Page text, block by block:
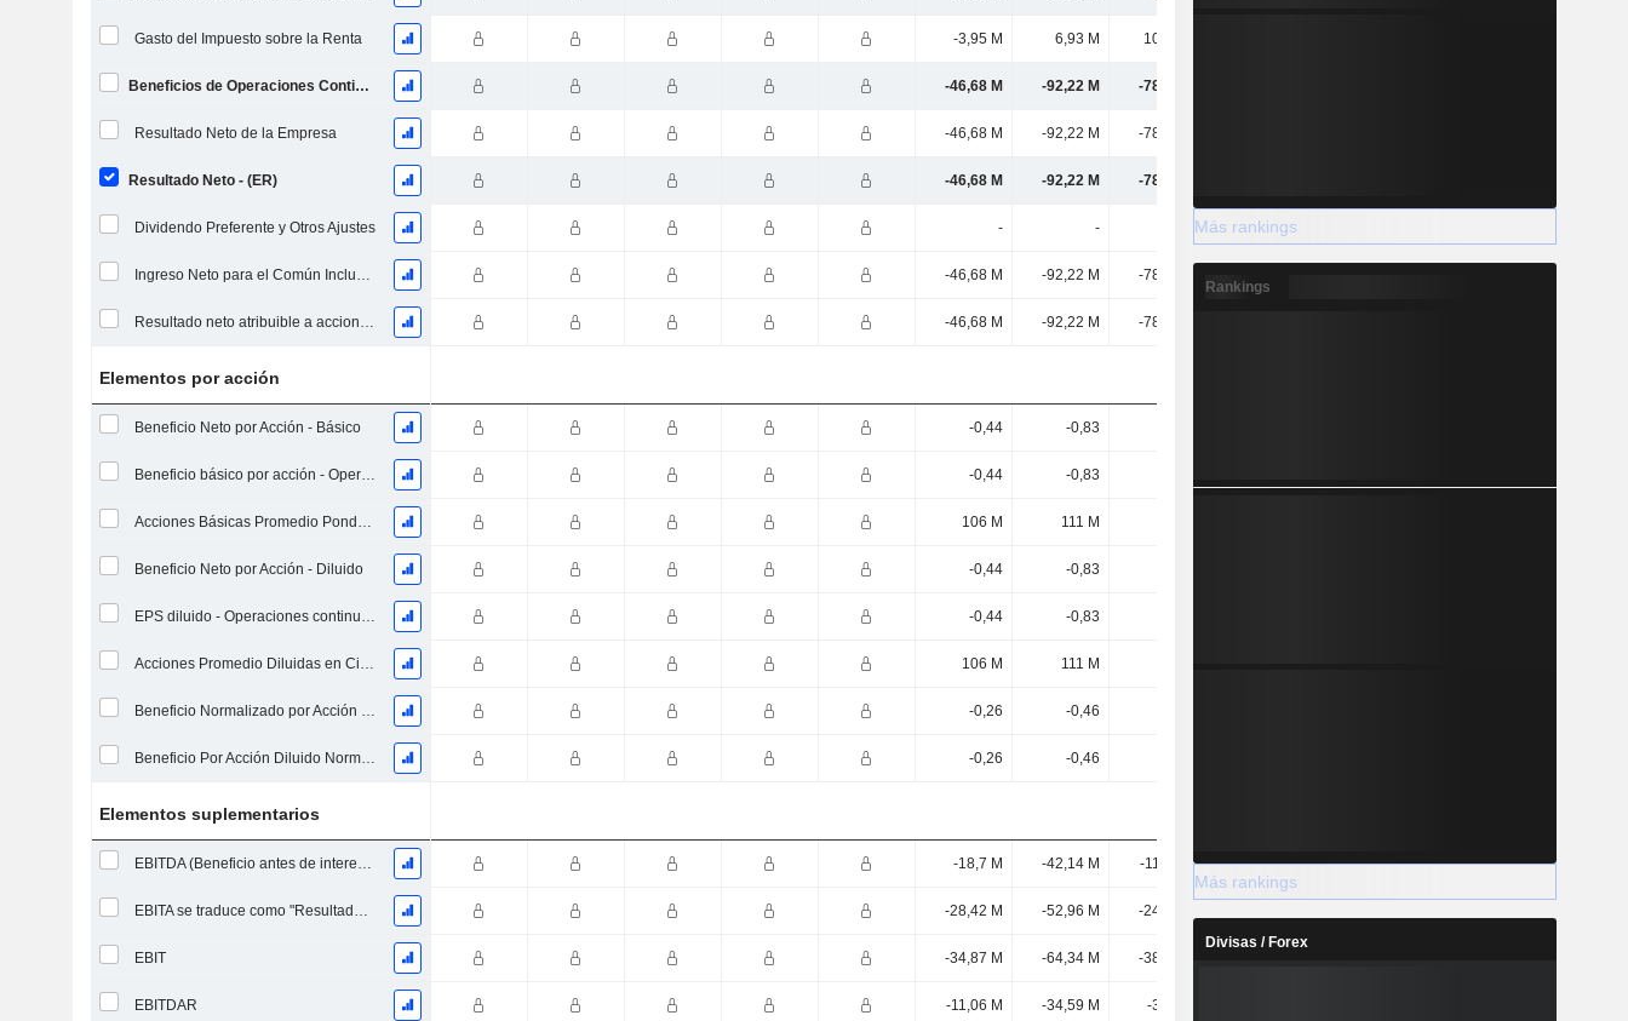
Gasto del Impuesto sobre la Renta -3,95 M 6,93 M 10,88 M
Beneficios de Operaciones Continuas -46,68 M -92,22 M -78,28 M
Resultado Neto de la Empresa -46,68 M -92,22 M -78,28 M
Resultado Neto - (ER) -46,68 M -92,22 M -78,28 M
Dividendo Preferente y Otros Ajustes - - -
Ingreso Neto para el Común Incluyendo Elementos Extraordinarios -46,68 M -92,22 M -78,28 M
Resultado neto atribuible a acciones ordinarias excl. elementos extraordinarios -46,68 M -92,22 M -78,28 M
Elementos por acción
Beneficio Neto por Acción - Básico -0,44 -0,83
Beneficio básico por acción - Operaciones continuas -0,44 -0,83
Acciones Básicas Promedio Ponderadas en Circulación 106 M 111 M
Beneficio Neto por Acción - Diluido -0,44 -0,83
EPS diluido - Operaciones continuas -0,44 -0,83
Acciones Promedio Diluidas en Circulación Ponderadas 106 M 111 M
Beneficio Normalizado por Acción Básica -0,26 -0,46
Beneficio Por Acción Diluido Normalizado -0,26 -0,46
Elementos suplementarios
EBITDA (Beneficio antes de intereses, impuestos, depreciación y amortización) -18,7 M -42,14 M -11,08 M 34,36 M 32,66 M
EBITA se traduce como "Resultado Antes de Intereses, Impuestos y Amortizaciones" en español. -28,42 M -52,96 M -24,33 M
EBIT -34,87 M -64,34 M -38,19 M
EBITDAR -11,06 M -34,59 M -3,49 M
Más rankings
Rankings
Más rankings
Divisas / Forex